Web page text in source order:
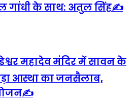
गांधी के साथ: अतुल सिंह✍️
महादेव मंदिर में सावन के
आस्था का जनसैलाब,